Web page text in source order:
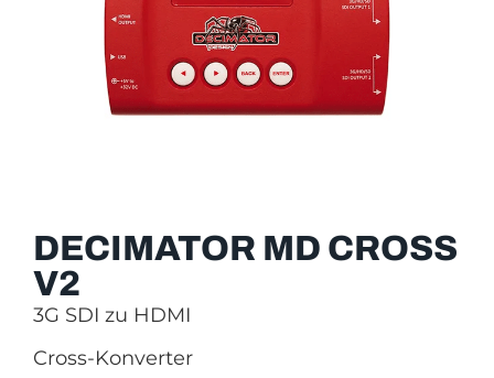
DECIMATOR MD CROSS
V2
3G SDI zu HDMI
Cross-Konverter